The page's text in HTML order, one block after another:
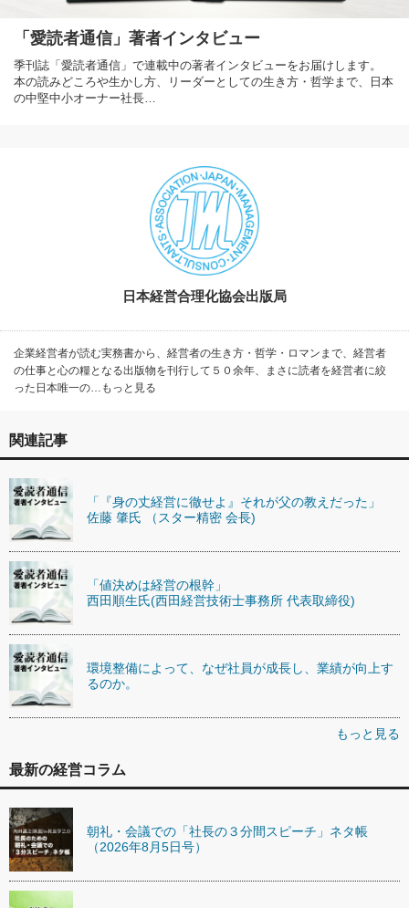
「愛読者通信」著者インタビュー
季刊誌「愛読者通信」で連載中の著者インタビューをお届けします。
本の読みどころや生かし方、リーダーとしての生き方・哲学まで、日本
の中堅中小オーナー社長…
日本経営合理化協会出版局
企業経営者が読む実務書から、経営者の生き方・哲学・ロマンまで、経営者
の仕事と心の糧となる出版物を刊行して５０余年、まさに読者を経営者に絞
った日本唯一の…もっと見る
関連記事
「『身の丈経営に徹せよ』それが父の教えだった」
佐藤 肇氏 （スター精密 会長)
「値決めは経営の根幹」
西田順生氏(西田経営技術士事務所 代表取締役)
環境整備によって、なぜ社員が成長し、業績が向上す
るのか。
もっと見る
最新の経営コラム
朝礼・会議での「社長の３分間スピーチ」ネタ帳
（2026年8月5日号）